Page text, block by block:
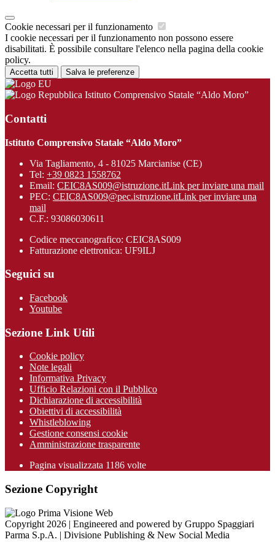
Cookie necessari per il funzionamento
I cookie necessari per il funzionamento non possono essere
disabilitati. È possibile consultare l'elenco nella pagina della cookie
policy.
Accetta tutti Salva le preferenze
Istituto Comprensivo Statale “Aldo Moro”
Contatti
Istituto Comprensivo Statale “Aldo Moro”
Via Tagliamento, 4 - 81025 Marcianise (CE)
Tel: +39 0823 1558762
Email: CEIC8AS009@istruzione.itLink per inviare una mail
PEC: CEIC8AS009@pec.istruzione.itLink per inviare una
mail
C.F.: 93086030611
Codice meccanografico: CEIC8AS009
Fatturazione elettronica: UF9ILJ
Seguici su
Facebook
Youtube
Sezione Link Utili
Cookie policy
Note legali
Informativa Privacy
Ufficio Relazioni con il Pubblico
Dichiarazione di accessibilità
Obiettivi di accessibilità
Whistleblowing
Gestione consensi cookie
Amministrazione trasparente
Pagina visualizzata 1186 volte
Sezione Copyright
Copyright 2026 | Engineered and powered by Gruppo Spaggiari
Parma S.p.A. | Divisione Publishing & New Social Media